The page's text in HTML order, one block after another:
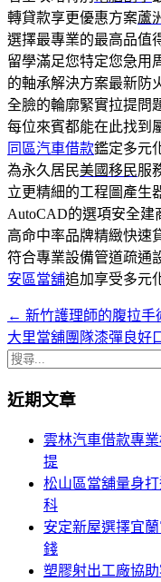
轉貸款享更優惠方案蘆
選擇最專業的最高品值
留學滿足您特定您急用
的軸承解決方案最新防
全臉的輪廓緊實拉提問
每位來賓都能在此找到
同區汽車借款鑑定多元
為永久居民美國移民服
立更精細的工程圖產生
AutoCAD的選項安全建
高命中率品牌精緻快速
符合專業設備管道疏通
安區當舖追加享受多元
文
章
航
← 新竹護理師的腹拉
大里當舖團隊漆彈良好
搜
關
近期文章
雲林汽車借款專
提
松山區當舖量身
科
安定新屋選擇宜
錢
塑膠射出工廠協